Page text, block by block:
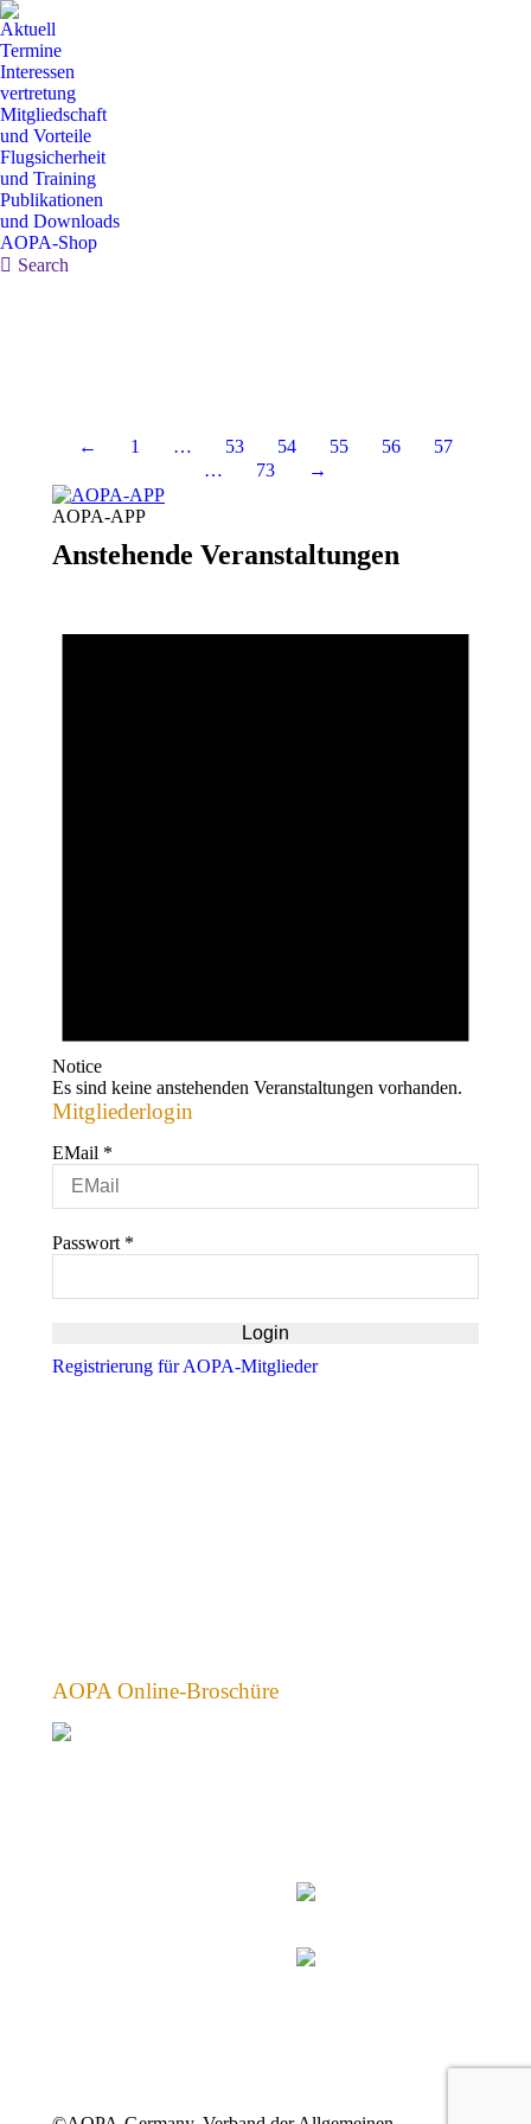
Aktuell
Termine
Interessen
vertretung
Mitgliedschaft
und Vorteile
Flugsicherheit
und Training
Publikationen
und Downloads
AOPA-Shop
Search:
Search
← 1 … 53 54 55 56
57
…
73 →
AOPA-APP
Anstehende Veranstaltungen
Notice
Es sind keine anstehenden Veranstaltungen vorhanden.
Mitgliederlogin
EMail *
Passwort *
Registrierung für AOPA-Mitglieder
AOPA Online-Broschüre